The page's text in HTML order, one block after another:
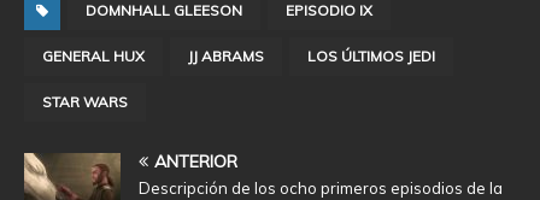
DOMNHALL GLEESON EPISODIO IX
GENERAL HUX JJ ABRAMS LOS ÚLTIMOS JEDI
STAR WARS
ANTERIOR
Descripción de los ocho primeros episodios de la